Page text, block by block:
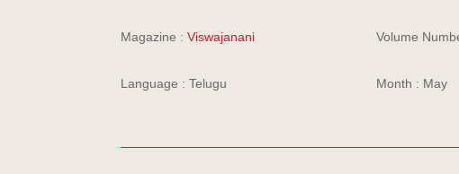
Magazine :Viswajanani
Language : Telugu
Volume
Month : May